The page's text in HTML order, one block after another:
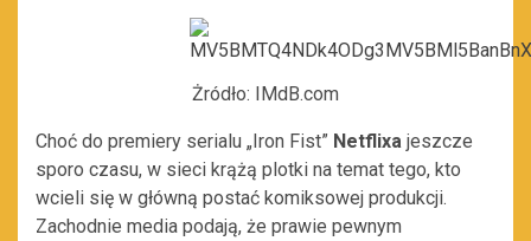
Żródło: IMdB.com
Choć do premiery serialu „Iron Fist” Netflixa jeszcze
sporo czasu, w sieci krążą plotki na temat tego, kto
wcieli się w główną postać komiksowej produkcji.
Zachodnie media podają, że prawie pewnym